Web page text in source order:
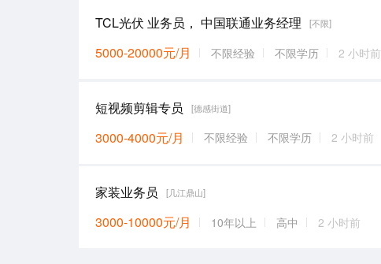
TCL光伏 业务员， 中国联通业务经理 [不限]
5000-20000元/月 不限经验 不限学历 2 小时前
短视频剪辑专员 [德感街道]
3000-4000元/月 不限经验 不限学历 2 小时前
家装业务员 [几江鼎山]
3000-10000元/月 10年以上 高中 2 小时前